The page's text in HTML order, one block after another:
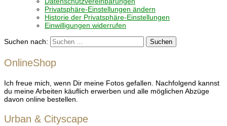
Privatsphäre-Einstellungen ändern
Historie der Privatsphäre-Einstellungen
Einwilligungen widerrufen
Suchen nach:
OnlineShop
Ich freue mich, wenn Dir meine Fotos gefallen. Nachfolgend kannst
du meine Arbeiten käuflich erwerben und alle möglichen Abzüge
davon online bestellen.
Urban & Cityscape